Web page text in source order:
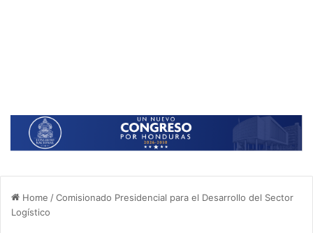
Home /Comisionado Presidencial para el Desarrollo del Sector
Logístico